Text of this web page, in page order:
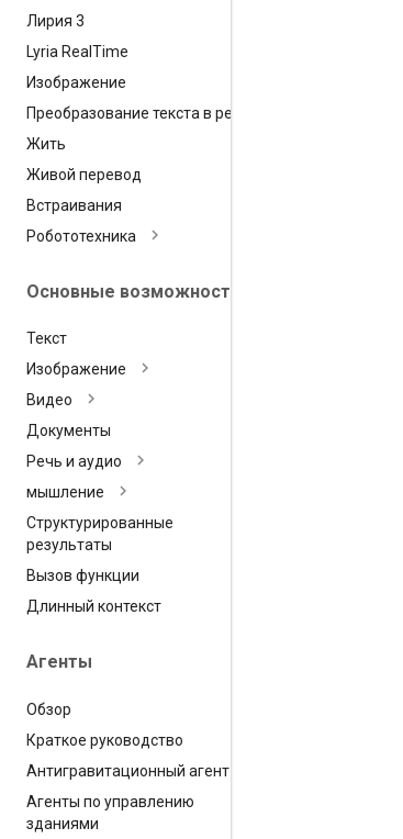
Лирия 3
Lyria Real Time
Изображение
Преобразование текста в речь
Жить
Живой перевод
Встраивания
Робототехника
Основные возможности
Текст
Изображение
Видео
Документы
Речь и аудио
мышление
Структурированные
результаты
Вызов функции
Длинный контекст
Агенты
Обзор
Краткое руководство
Антигравитационный агент
Агенты по управлению
зданиями